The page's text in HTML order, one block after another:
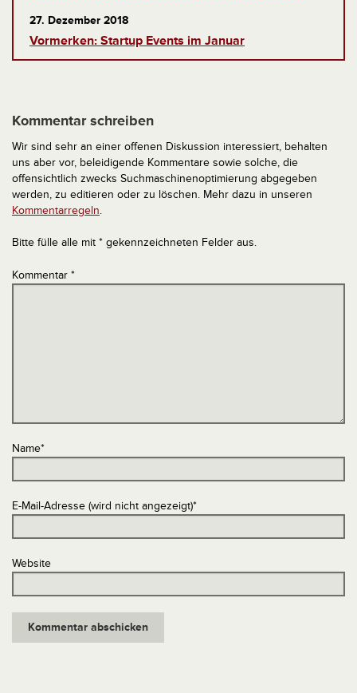
27. Dezember 2018
Vormerken: Startup Events im Januar
Kommentar schreiben
Wir sind sehr an einer offenen Diskussion interessiert, behalten
uns aber vor, beleidigende Kommentare sowie solche, die
offensichtlich zwecks Suchmaschinenoptimierung abgegeben
werden, zu editieren oder zu löschen. Mehr dazu in unseren
Kommentarregeln.
Bitte fülle alle mit * gekennzeichneten Felder aus.
Kommentar *
Name*
E-Mail-Adresse (wird nicht angezeigt)*
Website